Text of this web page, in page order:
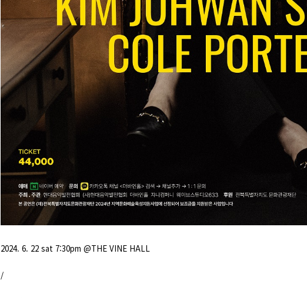
2024. 6. 22 sat 7:30pm @THE VINE HALL
/